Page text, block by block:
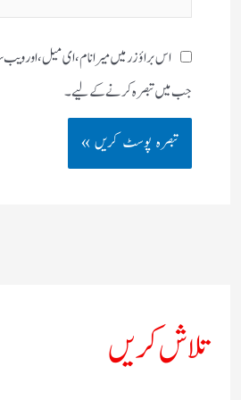
اس براؤزر میں میرا نام، ای میل، اور ویب
جب میں تبصرہ کرنے کےلیے۔
تلاش کریں